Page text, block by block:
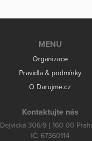
MENU
Organizace
Pravidla & podmínky
O Darujme.cz
Kontaktujte nás
Dejvická 306/9 | 160 00
IČ: 67360114